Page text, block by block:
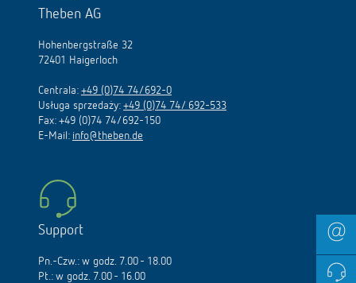
Theben AG
Hohenbergstraße 32
72401 Haigerloch
Centrala: +49 (0)74 74/692-0
Usługa sprzedaży: +49 (0)74 74/ 692-533
Fax: +49 (0)74 74/692-150
E-Mail: info@theben.de
Support
Pn.-Czw.: w godz. 7.00 - 18.00
Pt.: w godz. 7.00 - 16.00